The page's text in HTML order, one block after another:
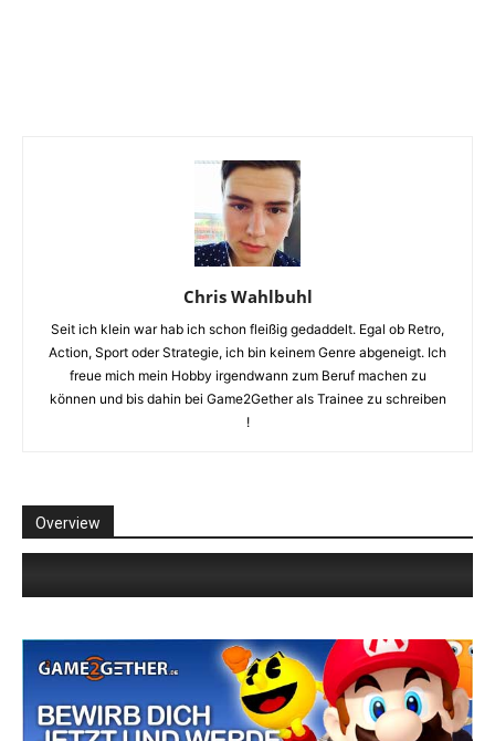
Chris Wahlbuhl
Seit ich klein war hab ich schon fleißig gedaddelt. Egal ob Retro,
Action, Sport oder Strategie, ich bin keinem Genre abgeneigt. Ich
freue mich mein Hobby irgendwann zum Beruf machen zu
können und bis dahin bei Game2Gether als Trainee zu schreiben
!
Overview